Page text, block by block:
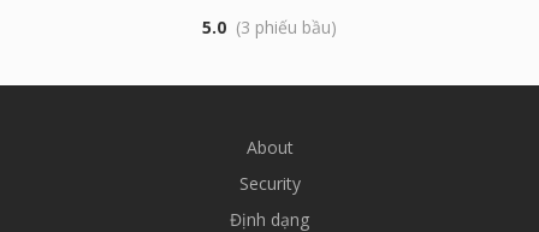
5.0 (3 phiếu bầu)
About
Security
Định dạng